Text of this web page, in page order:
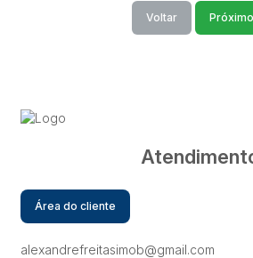
Voltar Próximo
Área do cliente
alexandrefreitasimob@gmail.com